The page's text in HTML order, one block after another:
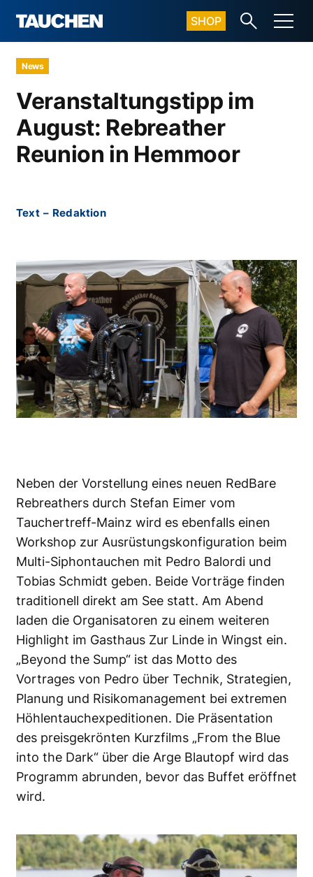
SHOP
News
Veranstaltungstipp im
August: Rebreather
Reunion in Hemmoor
Text – Redaktion
Neben der Vorstellung eines neuen RedBare
Rebreathers durch Stefan Eimer vom
Tauchertreff-Mainz wird es ebenfalls einen
Workshop zur Ausrüstungskonfiguration beim
Multi-Siphontauchen mit Pedro Balordi und
Tobias Schmidt geben. Beide Vorträge finden
traditionell direkt am See statt. Am Abend
laden die Organisatoren zu einem weiteren
Highlight im Gasthaus Zur Linde in Wingst ein.
„Beyond the Sump“ ist das Motto des
Vortrages von Pedro über Technik, Strategien,
Planung und Risikomanagement bei extremen
Höhlentauchexpeditionen. Die Präsentation
des preisgekrönten Kurzfilms „From the Blue
into the Dark“ über die Arge Blautopf wird das
Programm abrunden, bevor das Buffet eröffnet
wird.